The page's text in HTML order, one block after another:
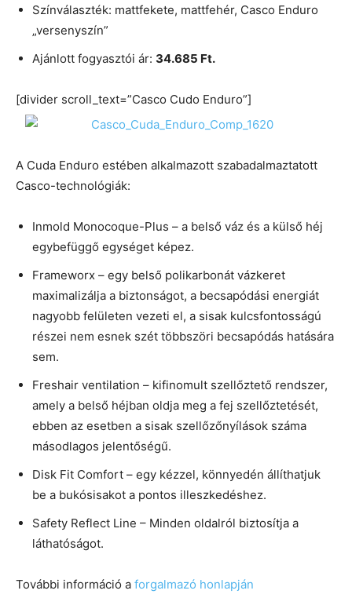
Színválaszték: mattfekete, mattfehér, Casco Enduro
„versenyszín”
Ajánlott fogyasztói ár: 34.685 Ft.
[divider scroll_text=”Casco Cudo Enduro”]
A Cuda Enduro estében alkalmazott szabadalmaztatott
Casco-technológiák:
Inmold Monocoque-Plus – a belső váz és a külső héj
egybefüggő egységet képez.
Frameworx – egy belső polikarbonát vázkeret
maximalizálja a biztonságot, a becsapódási energiát
nagyobb felületen vezeti el, a sisak kulcsfontosságú
részei nem esnek szét többszöri becsapódás hatására
sem.
Freshair ventilation – kifinomult szellőztető rendszer,
amely a belső héjban oldja meg a fej szellőztetését,
ebben az esetben a sisak szellőzőnyílások száma
másodlagos jelentőségű.
Disk Fit Comfort – egy kézzel, könnyedén állíthatjuk
be a bukósisakot a pontos illeszkedéshez.
Safety Reflect Line – Minden oldalról biztosítja a
láthatóságot.
További információ a forgalmazó honlapján